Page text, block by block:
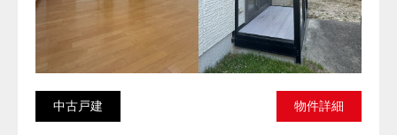
中古戸建 物件詳細